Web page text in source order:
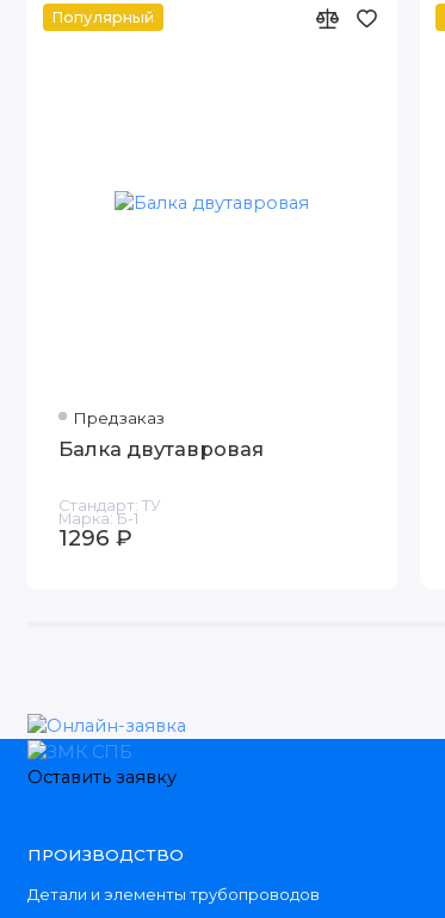
Популярный
Предзаказ
Балка двутавровая
Марка: Б-1
Стандарт: ТУ
1296 ₽
Оставить заявку
ПРОИЗВОДСТВО
Детали и элементы трубопроводов